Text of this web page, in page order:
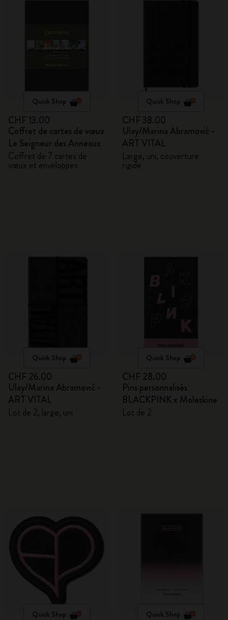
Quick Shop
CHF 13.00
Coffret de cartes de vœux
Le Seigneur des Anneaux
Coffret de 7 cartes de
vœux et enveloppes
Quick Shop
CHF 38.00
Ulay/Marina Abramović -
ART VITAL
Large, uni, couverture
rigide
Quick Shop
CHF 26.00
Ulay/Marina Abramović -
ART VITAL
Lot de 2, large, uni
Quick Shop
CHF 28.00
Pins personnalisés
BLACKPINK x Moleskine
Lot de 2
Quick Shop Quick Shop